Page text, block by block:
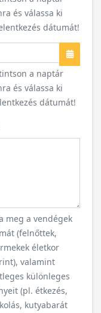
és válassa ki
dátumát!
Naptár
a naptár
és válassa ki
dátumát!
meg a vendégek
(felnőttek,
életkor
valamint
különleges
(pl. étkezés,
kutyabarát